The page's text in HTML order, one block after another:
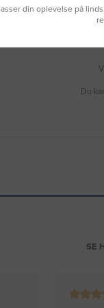
Du
SE
din oplevelse på